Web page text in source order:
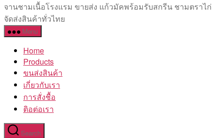
เซรามิค
ครบ
ครัน
โรงงาน
จานชามเนื้อโรงแรม ขายส่ง แก้วมัคพร้อมรับสกรีน ชามตราไก่
จัดส่งสินค้าทั่วไทย
Menu
Home
Products
ขนส่งสินค้า
เกี่ยวกับเรา
การสั่งชื้อ
ติอต่อเรา
Search